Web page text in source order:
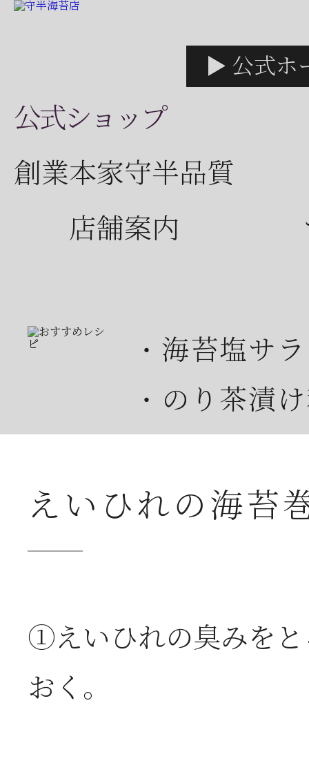
公式ショップ
▶ 公式ホ
創業本家守半品質
店舗案内
・海苔塩サ
・のり茶漬
・海苔茶漬
・のりのり
えいひれの海苔
①えいひれの臭みを
おく。